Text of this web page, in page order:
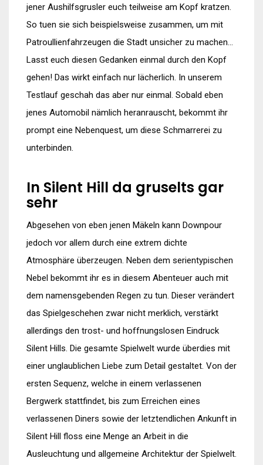
jener Aushilfsgrusler euch teilweise am Kopf kratzen.
So tuen sie sich beispielsweise zusammen, um mit
Patroullienfahrzeugen die Stadt unsicher zu machen…
Lasst euch diesen Gedanken einmal durch den Kopf
gehen! Das wirkt einfach nur lächerlich. In unserem
Testlauf geschah das aber nur einmal. Sobald eben
jenes Automobil nämlich heranrauscht, bekommt ihr
prompt eine Nebenquest, um diese Schmarrerei zu
unterbinden.
In Silent Hill da gruselts gar
sehr
Abgesehen von eben jenen Mäkeln kann Downpour
jedoch vor allem durch eine extrem dichte
Atmosphäre überzeugen. Neben dem serientypischen
Nebel bekommt ihr es in diesem Abenteuer auch mit
dem namensgebenden Regen zu tun. Dieser verändert
das Spielgeschehen zwar nicht merklich, verstärkt
allerdings den trost- und hoffnungslosen Eindruck
Silent Hills. Die gesamte Spielwelt wurde überdies mit
einer unglaublichen Liebe zum Detail gestaltet. Von der
ersten Sequenz, welche in einem verlassenen
Bergwerk stattfindet, bis zum Erreichen eines
verlassenen Diners sowie der letztendlichen Ankunft in
Silent Hill floss eine Menge an Arbeit in die
Ausleuchtung und allgemeine Architektur der Spielwelt.